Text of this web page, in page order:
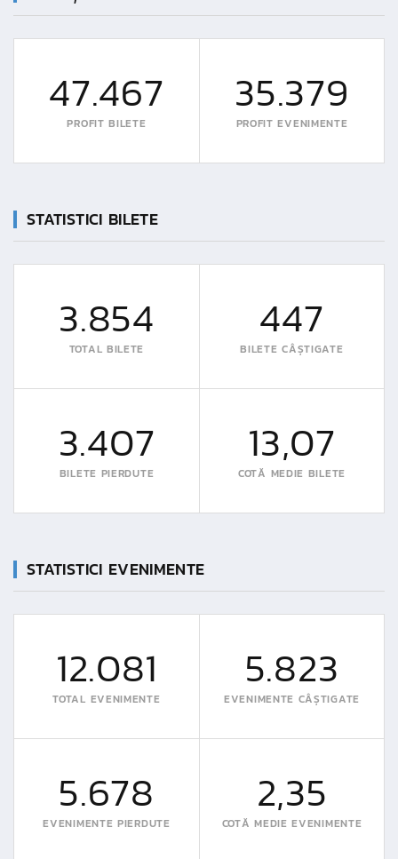
47.467
PROFIT BILETE
35.379
PROFIT EVENIMENTE
STATISTICI BILETE
3.854
TOTAL BILETE
447
BILETE CÂȘTIGATE
3.407
BILETE PIERDUTE
13,07
COTĂ MEDIE BILETE
STATISTICI EVENIMENTE
12.081
TOTAL EVENIMENTE
5.823
EVENIMENTE CÂȘTIGATE
5.678
EVENIMENTE PIERDUTE
2,35
COTĂ MEDIE EVENIMENTE